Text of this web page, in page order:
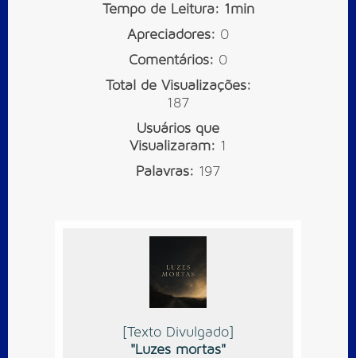
Tempo de Leitura: 1min
Apreciadores: 0
Comentários: 0
Total de Visualizações:
187
Usuários que
Visualizaram: 1
Palavras: 197
[Texto Divulgado]
"Luzes mortas"